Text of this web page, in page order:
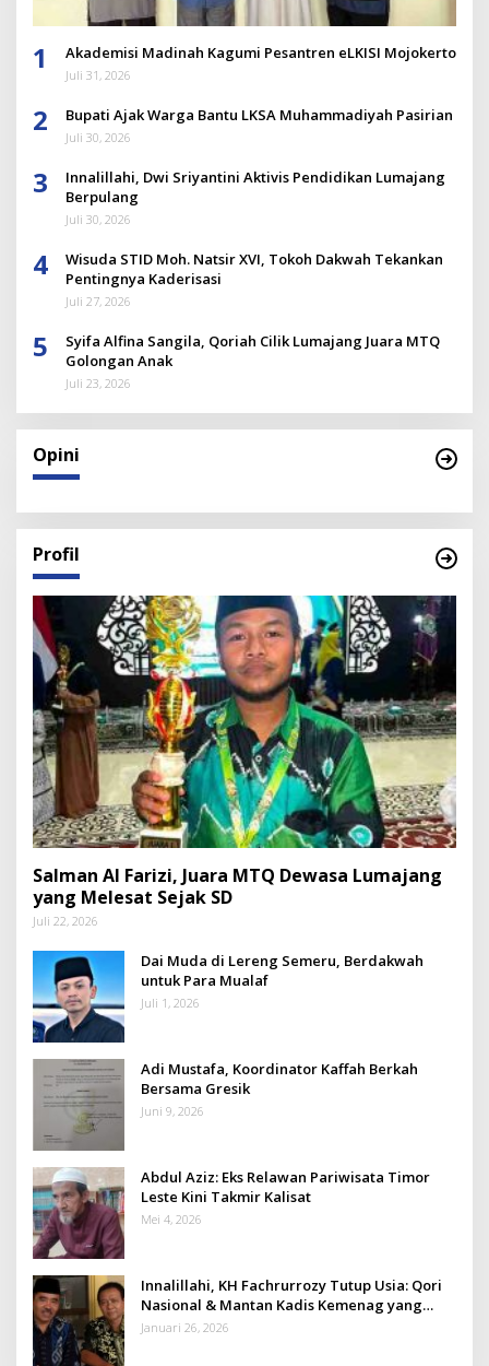
1 Akademisi Madinah Kagumi Pesantren eLKISI Mojokerto
Juli 31, 2026
2 Bupati Ajak Warga Bantu LKSA Muhammadiyah Pasirian
Juli 30, 2026
3
Innalillahi, Dwi Sriyantini Aktivis Pendidikan Lumajang
Berpulang
Juli 30, 2026
4
Wisuda STID Moh. Natsir XVI, Tokoh Dakwah Tekankan
Pentingnya Kaderisasi
Juli 27, 2026
5
Syifa Alfina Sangila, Qoriah Cilik Lumajang Juara MTQ
Golongan Anak
Juli 23, 2026
Opini
Profil
Salman Al Farizi, Juara MTQ Dewasa Lumajang
yang Melesat Sejak SD
Juli 22, 2026
Dai Muda di Lereng Semeru, Berdakwah
untuk Para Mualaf
Juli 1, 2026
Adi Mustafa, Koordinator Kaffah Berkah
Bersama Gresik
Juni 9, 2026
Abdul Aziz: Eks Relawan Pariwisata Timor
Leste Kini Takmir Kalisat
Mei 4, 2026
Innalillahi, KH Fachrurrozy Tutup Usia: Qori
Nasional & Mantan Kadis Kemenag yang
Penuh Teladan
Januari 26, 2026